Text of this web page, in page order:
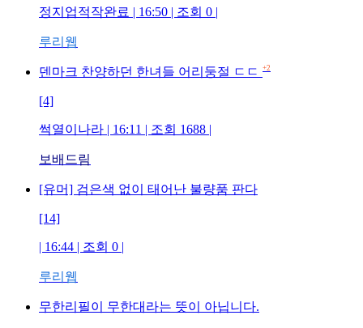
정지업적작완료 | 16:50 | 조회 0 |
루리웹
덴마크 찬양하던 한녀들 어리둥절 ㄷㄷ +2
[4]
썩열이나라 | 16:11 | 조회 1688 |
보배드림
[유머] 검은색 없이 태어난 불량품 판다
[14]
| 16:44 | 조회 0 |
루리웹
무한리필이 무한대라는 뜻이 아닙니다.